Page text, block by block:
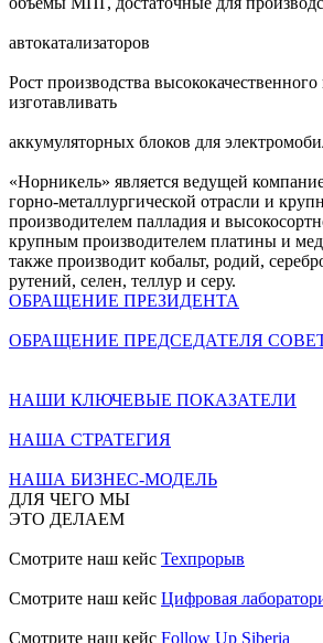
автокатализаторов
Рост производства
изготавливать
аккумуляторных блоков для
«Норникель» является ведущей
горно-металлургической отрасли и
производителем палладия и
крупным производителем платины и
также производит кобальт, родий,
рутений, селен, теллур и серу.
ОБРАЩЕНИЕ ПРЕЗИДЕНТА
ОБРАЩЕНИЕ ПРЕДСЕДАТЕЛЯ
НАШИ КЛЮЧЕВЫЕ ПОКАЗАТЕЛИ
НАША СТРАТЕГИЯ
НАША БИЗНЕС-МОДЕЛЬ
ДЛЯ ЧЕГО МЫ
ЭТО ДЕЛАЕМ
Смотрите наш кейс Техпрорыв
Смотрите наш кейс Цифровая
Смотрите наш кейс Follow Up Siberia